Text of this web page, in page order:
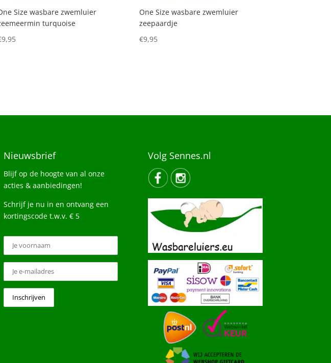
Size wasbare zwemluier
turquoise
9,95
One Size wasbare zwemluier
zeepaardje
€9,95
Nieuwsbrief
Blijf op de hoogte van al onze
acties & aanbiedingen!
Schrijf je nu in en ontvang een
kortingscode t.w.v. € 5
Volg Sennes.nl